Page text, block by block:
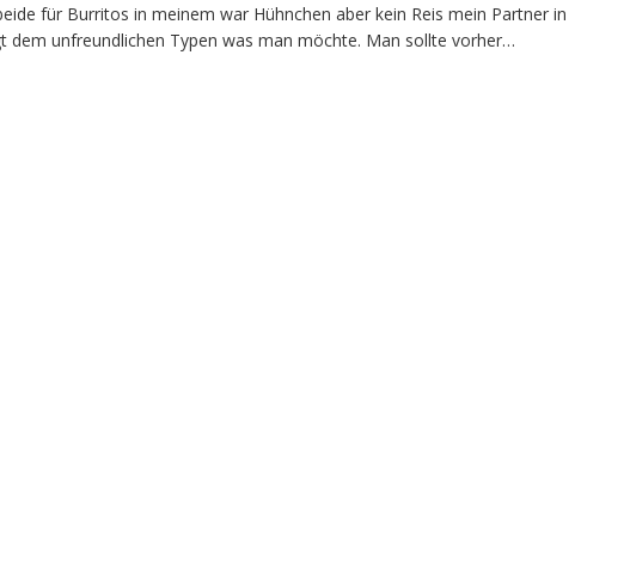
für Burritos in meinem war Hühnchen aber kein Reis mein Partner in
dem unfreundlichen Typen was man möchte. Man sollte vorher…